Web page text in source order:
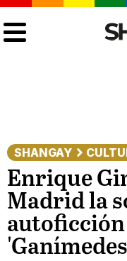
SHANGAY
Enrique
Madrid la